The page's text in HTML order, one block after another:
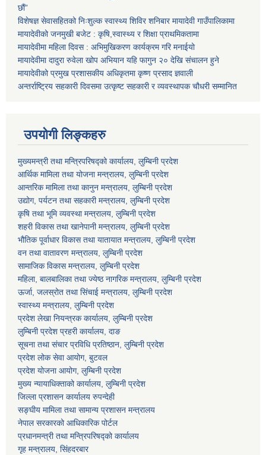
छौं”
विशेषज्ञ सेवासहितको निःशुल्क स्वास्थ्य शिविर शनिबार मायादेवी गाउँपालिकामा
मायादेवीको जनमुखी बजेट : कृषि,स्वास्थ्य र शिक्षा प्राथमिकतामा
मायादेवीमा महिला दिवस : अभिमुखिकरण कार्यक्रम गरि मनाईयो
मायादेवीमा दादुरा रुवेला खोप अभियान यहि फागुन २० देखि संचालन हुने
मायादेवीको प्रमुख प्रशासकीय अधिकृतमा कृष्ण प्रसाद ज्ञवाली
अन्तर्राष्ट्रिय सहकारी दिवसमा उत्कृष्ट सहकारी र व्यवस्थापक चौधरी सम्मानित
उपयोगी लिङ्कहरु
मुख्यमन्त्री तथा मन्त्रिपरिषद्को कार्यालय, लुम्बिनी प्रदेश
आर्थिक मामिला तथा योजना मन्त्रालय, लुम्बिनी प्रदेश
आन्तरिक मामिला तथा कानुन मन्त्रालय, लुम्बिनी प्रदेश
उद्योग, पर्यटन तथा सहकारी मन्त्रालय, लुम्बिनी प्रदेश
कृषि तथा भूमि व्यवस्था मन्त्रालय, लुम्बिनी प्रदेश
शहरी विकास तथा खानेपानी मन्त्रालय, लुम्बिनी प्रदेश
भौतिक पूर्वाधार विकास तथा यातायात मन्त्रालय, लुम्बिनी प्रदेश
वन तथा वातावरण मन्त्रालय, लुम्बिनी प्रदेश
सामाजिक विकास मन्त्रालय, लुम्बिनी प्रदेश
महिला, बालबालिका तथा ज्येष्ठ नागरिक मन्त्रालय, लुम्बिनी प्रदेश
ऊर्जा, जलस्रोत तथा सिंचाई मन्त्रालय, लुम्बिनी प्रदेश
स्वास्थ्य मन्त्रालय, लुम्बिनी प्रदेश
प्रदेश लेखा नियन्त्रक कार्यालय, लुम्बिनी प्रदेश
लुम्बिनी प्रदेश प्रहरी कार्यालय, दाङ
सूचना तथा संचार प्रविधि प्रतिष्ठान, लुम्बिनी प्रदेश
प्रदेश लोक सेवा आयोग, बुटवल
प्रदेश योजना आयोग, लुम्बिनी प्रदेश
मुख्य न्यायाधिक्ताको कार्यालय, लुम्बिनी प्रदेश
जिल्ला प्रशासन कार्यालय रुपन्देही
सङ्घीय मामिला तथा सामान्य प्रशासन मन्त्रालय
नेपाल सरकारको आधिकारिक पोर्टल
प्रधानमन्त्री तथा मन्त्रिपरिषद्को कार्यालय
गृह मन्त्रालय, सिंहदरबार